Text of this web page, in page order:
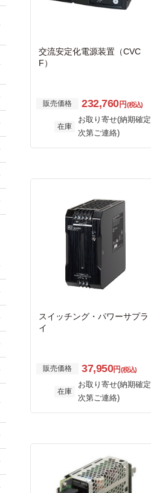
交流安定化電源装置（CVC
F）
販売価格 232,760円(税込)
在庫
お取り寄せ(納期確定
次第ご連絡)
スイッチング・パワーサプラ
イ
販売価格 37,950円(税込)
在庫
お取り寄せ(納期確定
次第ご連絡)